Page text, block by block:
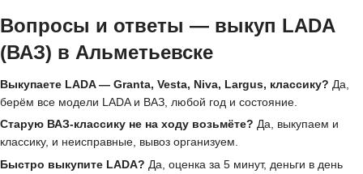
Вопросы и ответы — выкуп LADA
(ВАЗ) в Альметьевске
Выкупаете LADA — Granta, Vesta, Niva, Largus, классику? Да,
берём все модели LADA и ВАЗ, любой год и состояние.
Старую ВАЗ-классику не на ходу возьмёте? Да, выкупаем и
классику, и неисправные, вывоз организуем.
Быстро выкупите LADA? Да, оценка за 5 минут, деньги в день